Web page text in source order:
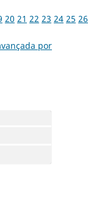
20 21 22 23 24 25 26
por